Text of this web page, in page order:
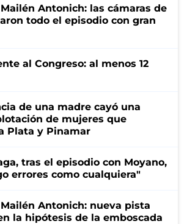
Antonich: las cámaras de
todo el episodio con gran
al Congreso: al menos 12
de una madre cayó una
de mujeres que
Plata y Pinamar
tras el episodio con Moyano,
errores como cualquiera"
Antonich: nueva pista
la hipótesis de la emboscada